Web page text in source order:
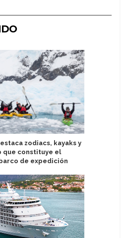
zodiacs, kayaks y
que constituye el
de expedición